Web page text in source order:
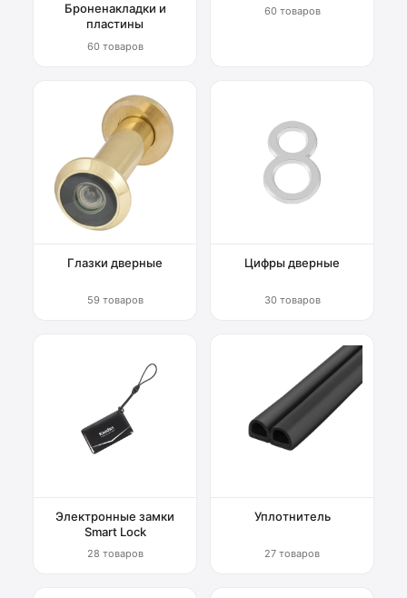
Броненакладки и
пластины
60 товаров
60 товаров
Глазки дверные
59 товаров
Цифры дверные
30 товаров
Электронные замки
Smart Lock
28 товаров
Уплотнитель
27 товаров